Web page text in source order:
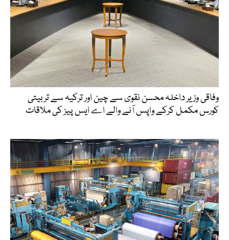
وفاقی وزیر داخلہ محسن نقوی سے چین اور ترکیہ سے تربیتی
کورس مکمل کرکے واپس آنے والے اے ایس پیز کی ملاقات